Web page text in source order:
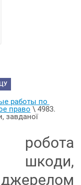
работы по
право \ 4983.
завданої
шкоди,